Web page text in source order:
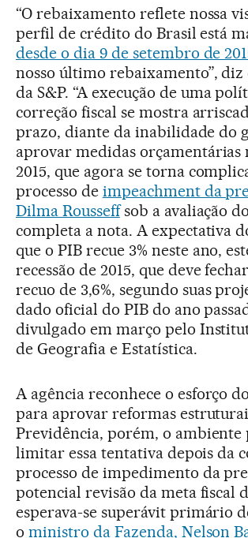
“O rebaixamento reflete nossa
perfil de crédito do Brasil está
desde o dia 9 de setembro de
nosso último rebaixamento”,
da S&P. “A execução de uma
correção fiscal se mostra
prazo, diante da inabilidade do
aprovar medidas orçamentárias
2015, que agora se torna
processo de impeachment da
Dilma Rousseffsob a avaliação
completa a nota. A expectativa
que o PIB recue 3% neste ano,
recessão de 2015, que deve
recuo de 3,6%, segundo suas
dado oficial do PIB do ano
divulgado em março pelo
de Geografia e Estatística.
A agência reconhece o esforço
para aprovar reformas
Previdência, porém, o
limitar essa tentativa depois da
processo de impedimento da
potencial revisão da meta fiscal
esperava-se superávit primário
o ministro da Fazenda, Nelson